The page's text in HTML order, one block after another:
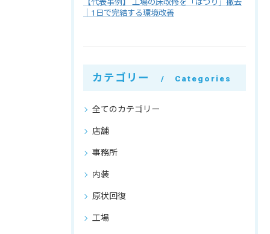
【代表事例】 工場の床改修を「はつり」撤去
｜1日で完結する環境改善
カテゴリー Categories
全てのカテゴリー
店舗
事務所
内装
原状回復
工場